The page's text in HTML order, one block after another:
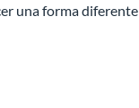
una forma